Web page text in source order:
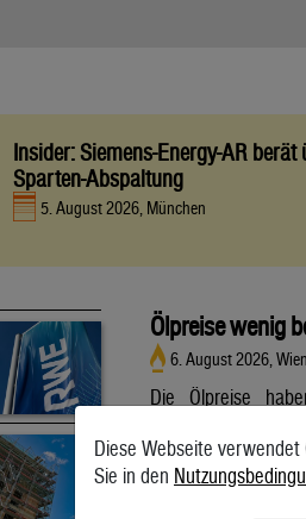
Insider: Siemens-Energy-AR berät
Sparten-Abspaltung
5. August 2026, München
Ölpreise wenig
6. August 2026, Wien
Die Ölpreise
Brent aus der
Vormittag 79,75
Diese Webseite
Sie in den